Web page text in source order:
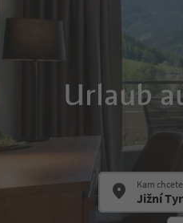
Urlaub
Kam